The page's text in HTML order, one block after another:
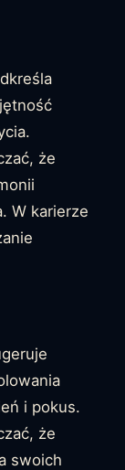
że
W karierze
i pokus.
że
swoich